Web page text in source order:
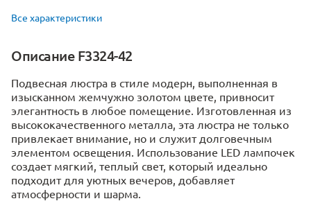
Все характеристики
Описание F3324-42
Подвесная люстра в стиле модерн, выполненная в
изысканном жемчужно золотом цвете, привносит
элегантность в любое помещение. Изготовленная из
высококачественного металла, эта люстра не только
привлекает внимание, но и служит долговечным
элементом освещения. Использование LED лампочек
создает мягкий, теплый свет, который идеально
подходит для уютных вечеров, добавляет
атмосферности и шарма.